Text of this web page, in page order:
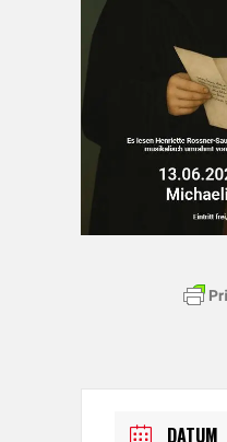
DATUM